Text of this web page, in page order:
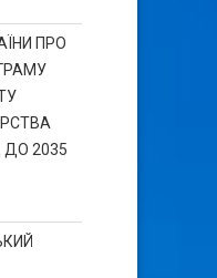
ПРО
ДО 2035